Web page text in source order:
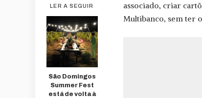
LER A SEGUIR
São Domingos
Summer Fest
está de volta à
associado, criar
Multibanco, sem ter